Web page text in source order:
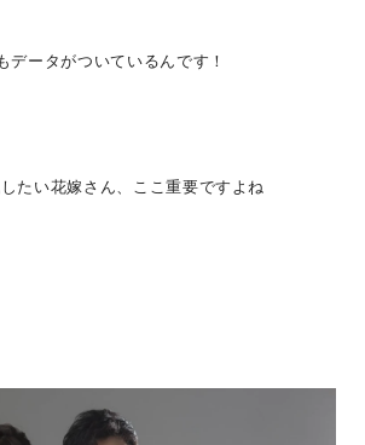
データがついているんです！
たい花嫁さん、ここ重要ですよね